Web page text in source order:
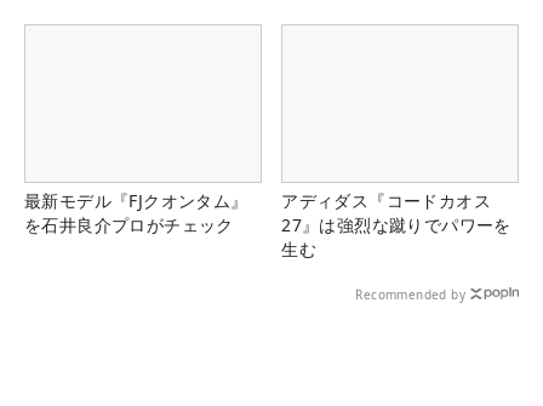
最新モデル『FJクオンタム』
を石井良介プロがチェック
アディダス『コードカオス
27』は強烈な蹴りでパワーを
生む
Recommended by